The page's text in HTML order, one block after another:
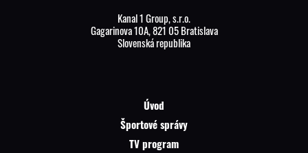
Kanal 1 Group, s.r.o.
Gagarinova 10A, 821 05 Bratislava
Slovenská republika
Úvod
Športové správy
TV program